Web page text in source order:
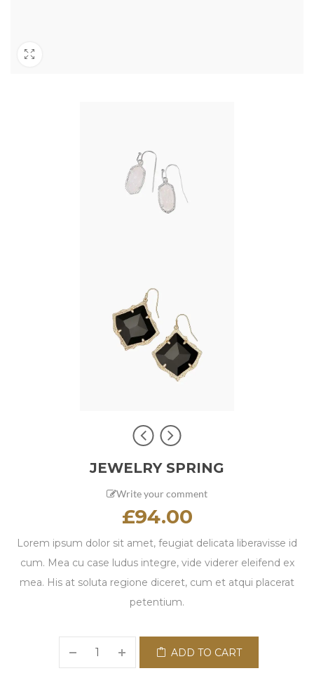
JEWELRY SPRING
Write your comment
£94.00
Lorem ipsum dolor sit amet, feugiat delicata liberavisse id
cum. Mea cu case ludus integre, vide viderer eleifend ex
mea. His at soluta regione diceret, cum et atqui placerat
petentium.
ADD TO CART